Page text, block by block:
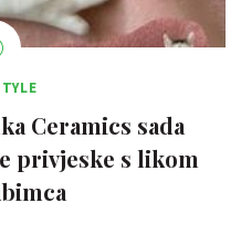
Ceramics sada
privjeske s likom